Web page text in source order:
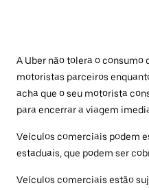
A Uber não tolera o consumo
motoristas parceiros
acha que o seu motorista
para encerrar a viagem
Veículos comerciais podem
estaduais, que podem ser
Veículos comerciais estão